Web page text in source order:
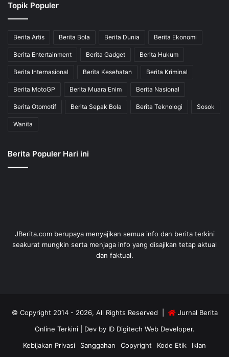
Topik Populer
Berita Artis Berita Bola Berita Dunia Berita Ekonomi
Berita Entertainment Berita Gadget Berita Hukum
Berita Internasional Berita Kesehatan Berita Kriminal
Berita MotoGP Berita Muara Enim Berita Nasional
Berita Otomotif Berita Sepak Bola Berita Teknologi Sosok
Wanita
Berita Populer Hari ini
JBerita.com berupaya menyajikan semua info dan berita terkini
seakurat mungkin serta menjaga info yang disajikan tetap aktual
dan faktual.
© Copyright 2014 - 2026, All Rights Reserved |
Jurnal Berita
Online Terkini| Dev by ID Digitech Web Developer.
Kebijakan Privasi
Sanggahan Copyright Kode Etik Iklan